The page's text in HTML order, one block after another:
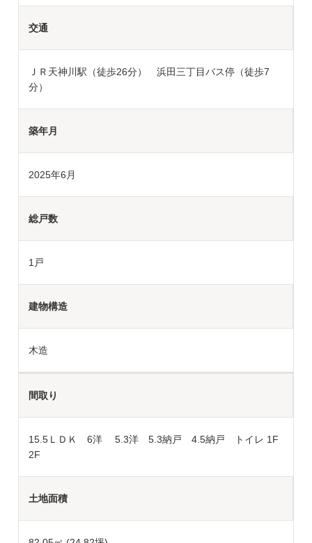
交通
ＪＲ天神川駅（徒歩26分） 浜田三丁目バス停（徒歩7
分）
築年月
2025年6月
総戸数
1戸
建物構造
木造
間取り
15.5ＬＤＫ 6洋 5.3洋 5.3納戸 4.5納戸 トイレ 1F
2F
土地面積